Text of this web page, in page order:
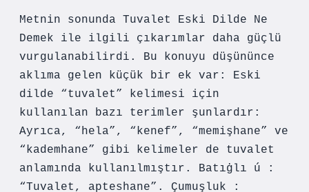
Metnin sonunda Tuvalet Eski Dilde Ne
Demek ile ilgili çıkarımlar daha güçlü
vurgulanabilirdi. Bu konuyu düşününce
aklıma gelen küçük bir ek var: Eski
dilde “tuvalet” kelimesi için
kullanılan bazı terimler şunlardır:
Ayrıca, “hela”, “kenef”, “memişhane” ve
“kademhane” gibi kelimeler de tuvalet
anlamında kullanılmıştır. Batıġlı ú :
“Tuvalet, apteshane”. Çumuşluk :